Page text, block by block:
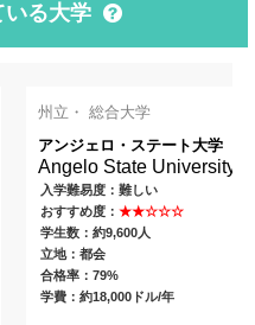
いる大学
州立・ 総合大学
アンジェロ・ステート大学
Angelo State University
入学難易度：難しい
おすすめ度： ★★☆☆☆
学生数：約9,600人
立地：都会
合格率：79%
学費：約18,000ドル/年